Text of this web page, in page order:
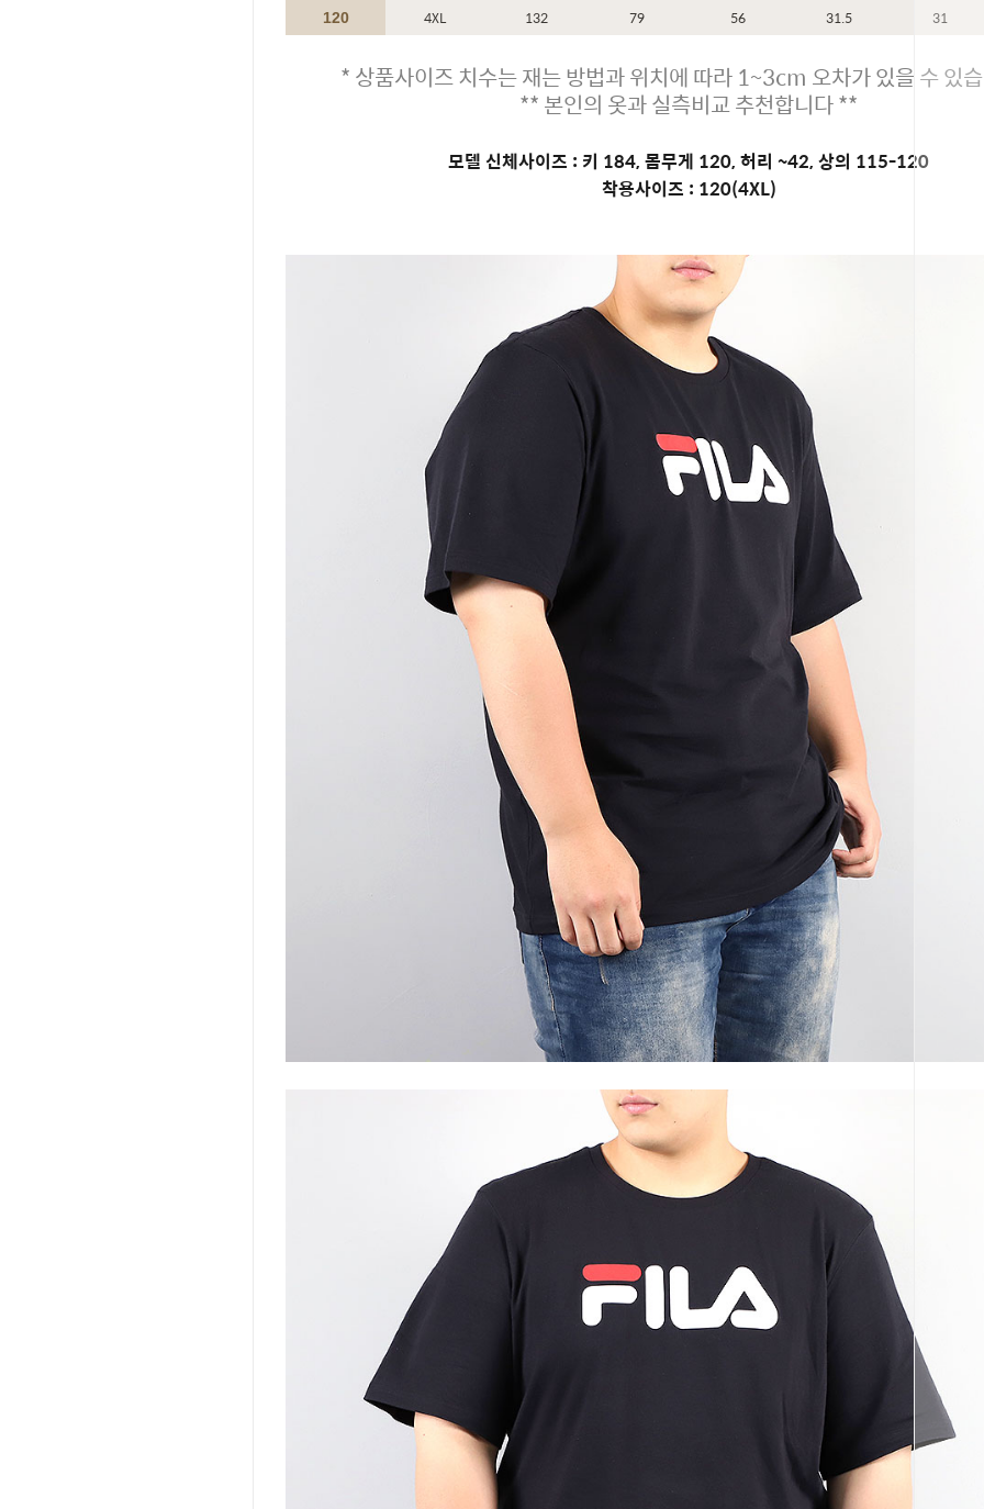
코 라이프
120 4XL 132 79 56 31.5 31
* 상품사이즈 치수는 재는 방법과 위치에 따라 1~3cm 오차가 있을 수 있
** 본인의 옷과 실측비교 추천합니다 **
모델 신체사이즈 : 키 184, 몸무게 120, 허리 ~42, 상의 115-120
착용사이즈 : 120(4XL)